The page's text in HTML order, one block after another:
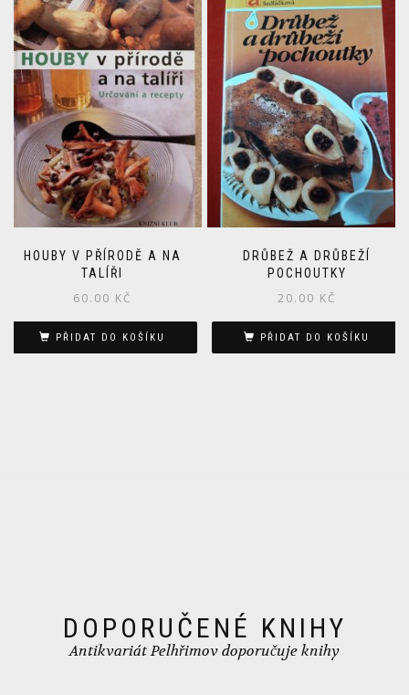
HOUBY V PŘÍRODĚ A NA
TALÍŘI
60.00 KČ
PŘIDAT DO KOŠÍKU
DRŮBEŽ A DRŮBEŽÍ
POCHOUTKY
20.00 KČ
PŘIDAT DO KOŠÍKU
DOPORUČENÉ KNIHY
Antikvariát Pelhřimov doporučuje knihy